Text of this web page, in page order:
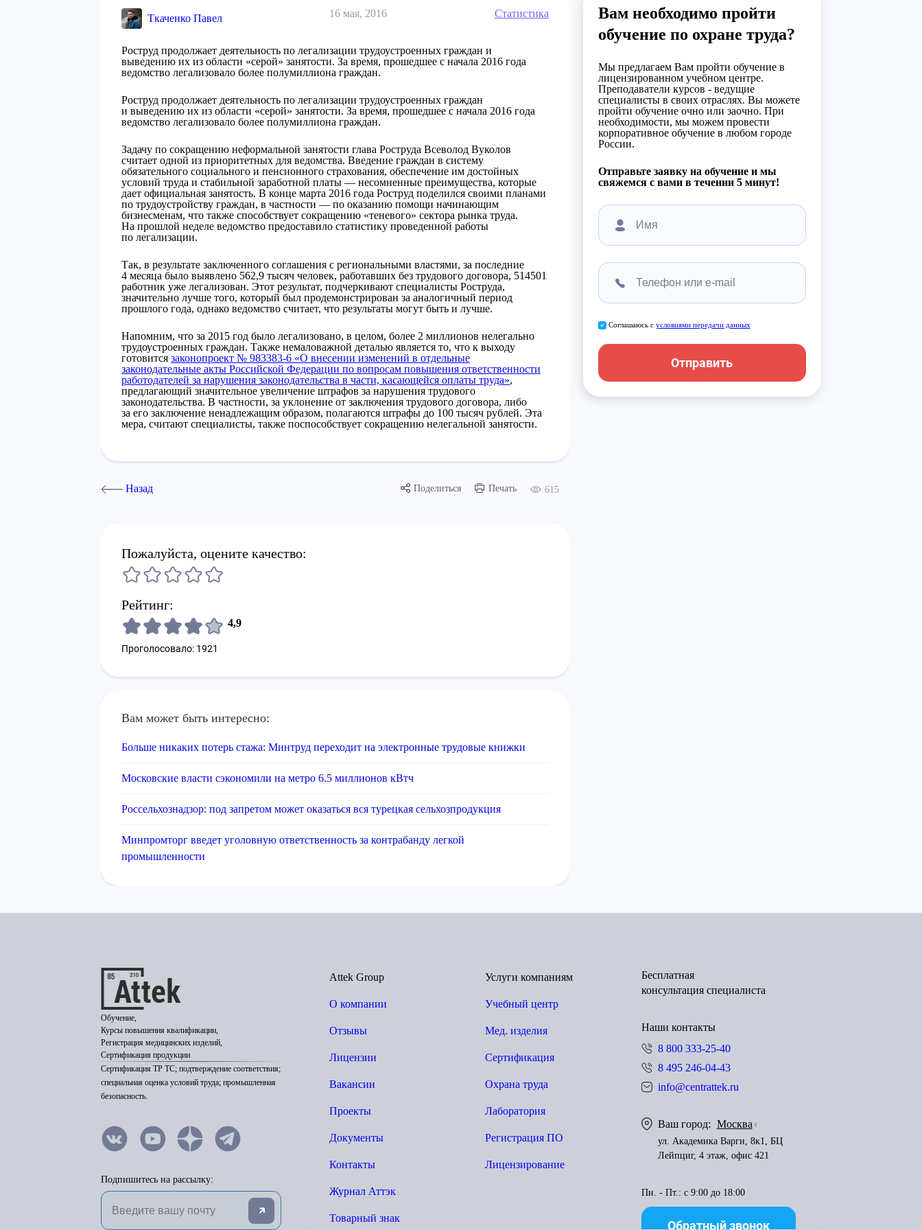
Ткаченко Павел 16 мая, 2016 Статистика
Роструд продолжает деятельность по легализации трудоустроенных граждан и
выведению их из области «серой» занятости. За время, прошедшее с начала 2016 года
ведомство легализовало более полумиллиона граждан.
Роструд продолжает деятельность по легализации трудоустроенных граждан
и выведению их из области «серой» занятости. За время, прошедшее с начала 2016 года
ведомство легализовало более полумиллиона граждан.
Задачу по сокращению неформальной занятости глава Роструда Всеволод Вуколов
считает одной из приоритетных для ведомства. Введение граждан в систему
обязательного социального и пенсионного страхования, обеспечение им достойных
условий труда и стабильной заработной платы — несомненные преимущества, которые
дает официальная занятость. В конце марта 2016 года Роструд поделился своими планами
по трудоустройству граждан, в частности — по оказанию помощи начинающим
бизнесменам, что также способствует сокращению «теневого» сектора рынка труда.
На прошлой неделе ведомство предоставило статистику проведенной работы
по легализации.
Так, в результате заключенного соглашения с региональными властями, за последние
4 месяца было выявлено 562,9 тысяч человек, работавших без трудового договора, 514501
работник уже легализован. Этот результат, подчеркивают специалисты Роструда,
значительно лучше того, который был продемонстрирован за аналогичный период
прошлого года, однако ведомство считает, что результаты могут быть и лучше.
Напомним, что за 2015 год было легализовано, в целом, более 2 миллионов нелегально
трудоустроенных граждан. Также немаловажной деталью является то, что к выходу
готовится законопроект № 983383-6 «О внесении изменений в отдельные
законодательные акты Российской Федерации по вопросам повышения ответственности
работодателей за нарушения законодательства в части, касающейся оплаты труда»,
предлагающий значительное увеличение штрафов за нарушения трудового
законодательства. В частности, за уклонение от заключения трудового договора, либо
за его заключение ненадлежащим образом, полагаются штрафы до 100 тысяч рублей. Эта
мера, считают специалисты, также поспособствует сокращению нелегальной занятости.
Назад Поделиться Печать 615
Пожалуйста, оцените качество:
Рейтинг:
4,9
Проголосовало: 1921
Вам может быть интересно:
Больше никаких потерь стажа: Минтруд переходит на электронные трудовые книжки
Московские власти сэкономили на метро 6.5 миллионов кВтч
Россельхознадзор: под запретом может оказаться вся турецкая сельхозпродукция
Минпромторг введет уголовную ответственность за контрабанду легкой
промышленности
Вам необходимо пройти
обучение по охране труда?
Мы предлагаем Вам пройти обучение в
лицензированном учебном центре.
Преподаватели курсов - ведущие
специалисты в своих отраслях. Вы можете
пройти обучение очно или заочно. При
необходимости, мы можем провести
корпоративное обучение в любом городе
России.
Отправьте заявку на обучение и мы
свяжемся с вами в течении 5 минут!
Соглашаюсь с условиями передачи данных
Отправить
Обучение,
Курсы повышения квалификации,
Регистрация медицинских изделий,
Сертификация продукции
Сертификация ТР ТС; подтверждение соответствия;
специальная оценка условий труда; промышленная
безопасность.
Подпишитесь на рассылку:
Attek Group
О компании
Отзывы
Лицензии
Вакансии
Проекты
Документы
Контакты
Журнал Аттэк
Товарный знак
Услуги компаниям
Учебный центр
Мед. изделия
Сертификация
Охрана труда
Лаборатория
Регистрация ПО
Лицензирование
Бесплатная
консультация специалиста
Наши контакты
8 800 333-25-40
8 495 246-04-43
info@centrattek.ru
Ваш город: Москва
ул. Академика Варги, 8к1, БЦ
Лейпциг, 4 этаж, офис 421
Пн. - Пт.: с 9:00 до 18:00
Обратный звонок